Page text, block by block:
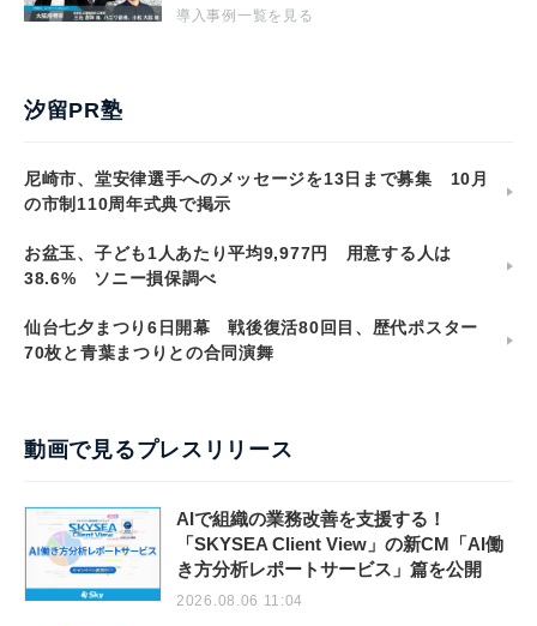
導入事例一覧を見る
汐留PR塾
尼崎市、堂安律選手へのメッセージを13日まで募集 10月
の市制110周年式典で掲示
お盆玉、子ども1人あたり平均9,977円 用意する人は
38.6% ソニー損保調べ
仙台七夕まつり6日開幕 戦後復活80回目、歴代ポスター
70枚と青葉まつりとの合同演舞
動画で見るプレスリリース
AIで組織の業務改善を支援する！
「SKYSEA Client View」の新CM「AI働
き方分析レポートサービス」篇を公開
2026.08.06 11:04